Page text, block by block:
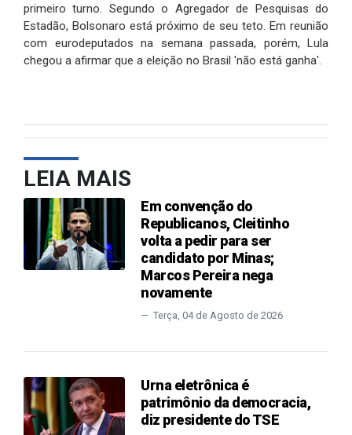
primeiro turno. Segundo o Agregador de Pesquisas do
Estadão, Bolsonaro está próximo de seu teto. Em reunião
com eurodeputados na semana passada, porém, Lula
chegou a afirmar que a eleição no Brasil 'não está ganha'.
LEIA MAIS
Em convenção do
Republicanos, Cleitinho
volta a pedir para ser
candidato por Minas;
Marcos Pereira nega
novamente
Terça, 04 de Agosto de 2026
Urna eletrônica é
patrimônio da democracia,
diz presidente do TSE